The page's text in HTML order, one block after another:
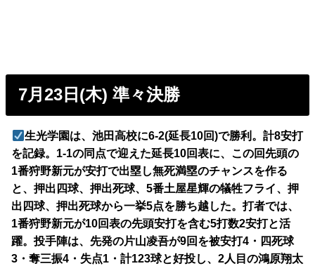
7月23日(木) 準々決勝
生光学園は、池田高校に6-2(延長10回)で勝利。計8安打
を記録。1-1の同点で迎えた延長10回表に、この回先頭の
1番狩野新元が安打で出塁し無死満塁のチャンスを作る
と、押出四球、押出死球、5番土屋星輝の犠牲フライ、押
出四球、押出死球から一挙5点を勝ち越した。打者では、
1番狩野新元が10回表の先頭安打を含む5打数2安打と活
躍。投手陣は、先発の片山凌吾が9回を被安打4・四死球
3・奪三振4・失点1・計123球と好投し、2人目の鴻原翔太